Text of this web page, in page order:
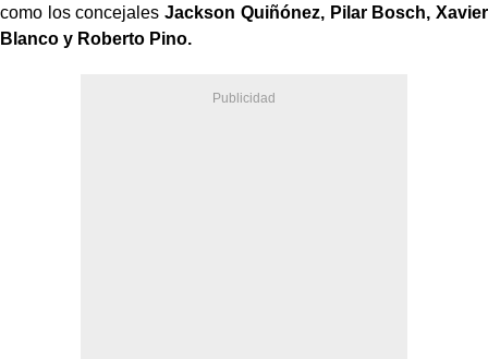
como los concejalesJackson Quiñónez, Pilar Bosch, Xavier
Blanco y Roberto Pino.